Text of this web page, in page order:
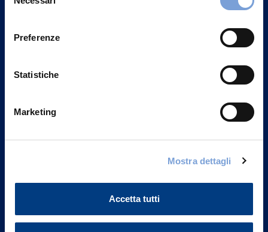
del
Preferenze
Statistiche
Marketing
Mostra dettagli
Accetta tutti
20149 Milano
Governance
Investor Relations